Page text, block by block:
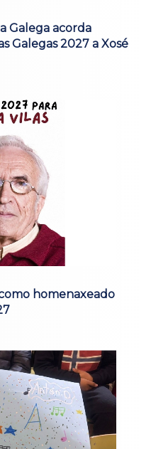
Galega acorda
Galegas 2027 a Xosé
homenaxeado